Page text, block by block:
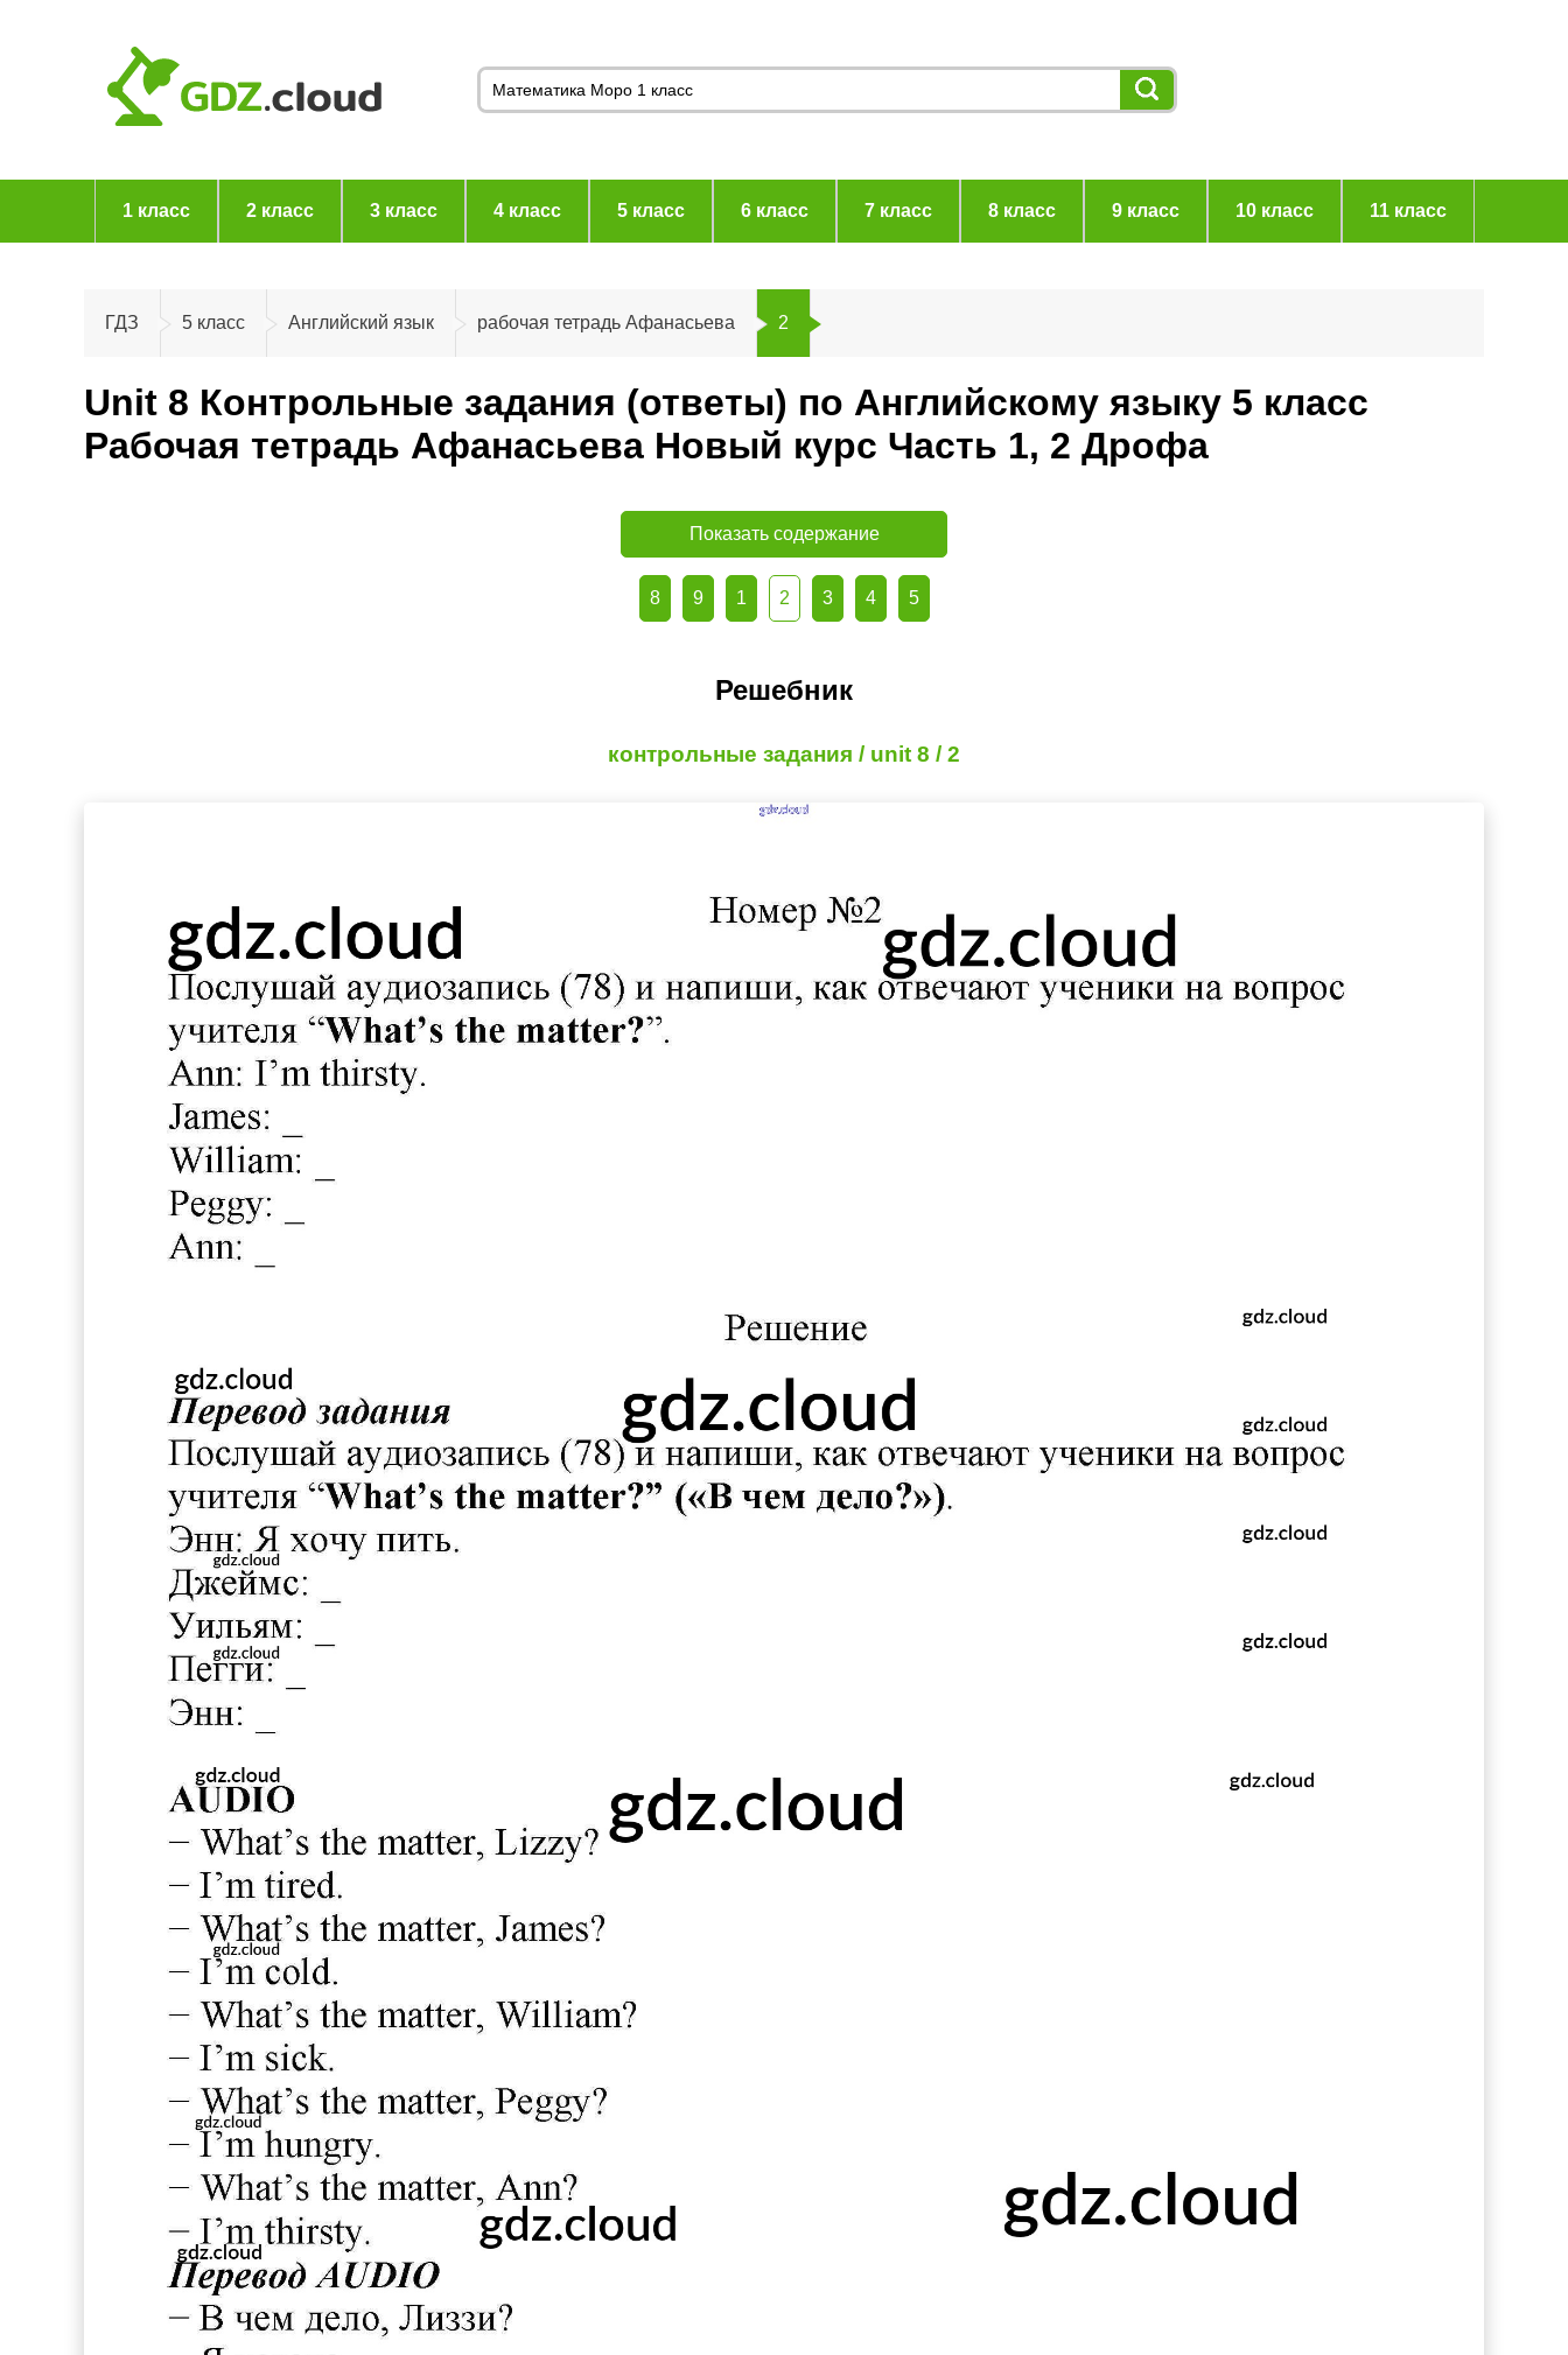
1 класс 2 класс 3 класс 4 класс 5 класс 6 класс 7 класс 8 класс 9 класс 10 класс 11 класс
ГДЗ 5 класс Английский язык рабочая тетрадь Афанасьева 2
Unit 8 Контрольные задания (ответы) по Английскому языку 5 класс
Рабочая тетрадь Афанасьева Новый курс Часть 1, 2 Дрофа
Показать содержание
8 9 1 2 3 4 5
Решебник
контрольные задания / unit 8 / 2